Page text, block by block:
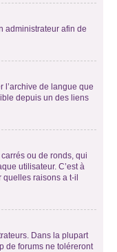
administrateur afin de
l’archive de langue que
depuis un des liens
ou de ronds, qui
utilisateur. C’est à
raisons a t-il
Dans la plupart
de forums ne toléreront